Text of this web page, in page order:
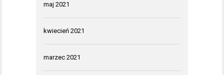
maj 2021
kwiecień 2021
marzec 2021